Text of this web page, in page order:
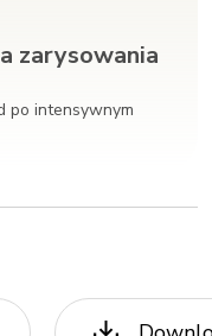
zarysowania
po intensywnym